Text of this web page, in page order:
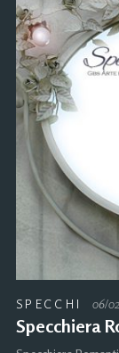
SPECCHI 06/
Specchiera